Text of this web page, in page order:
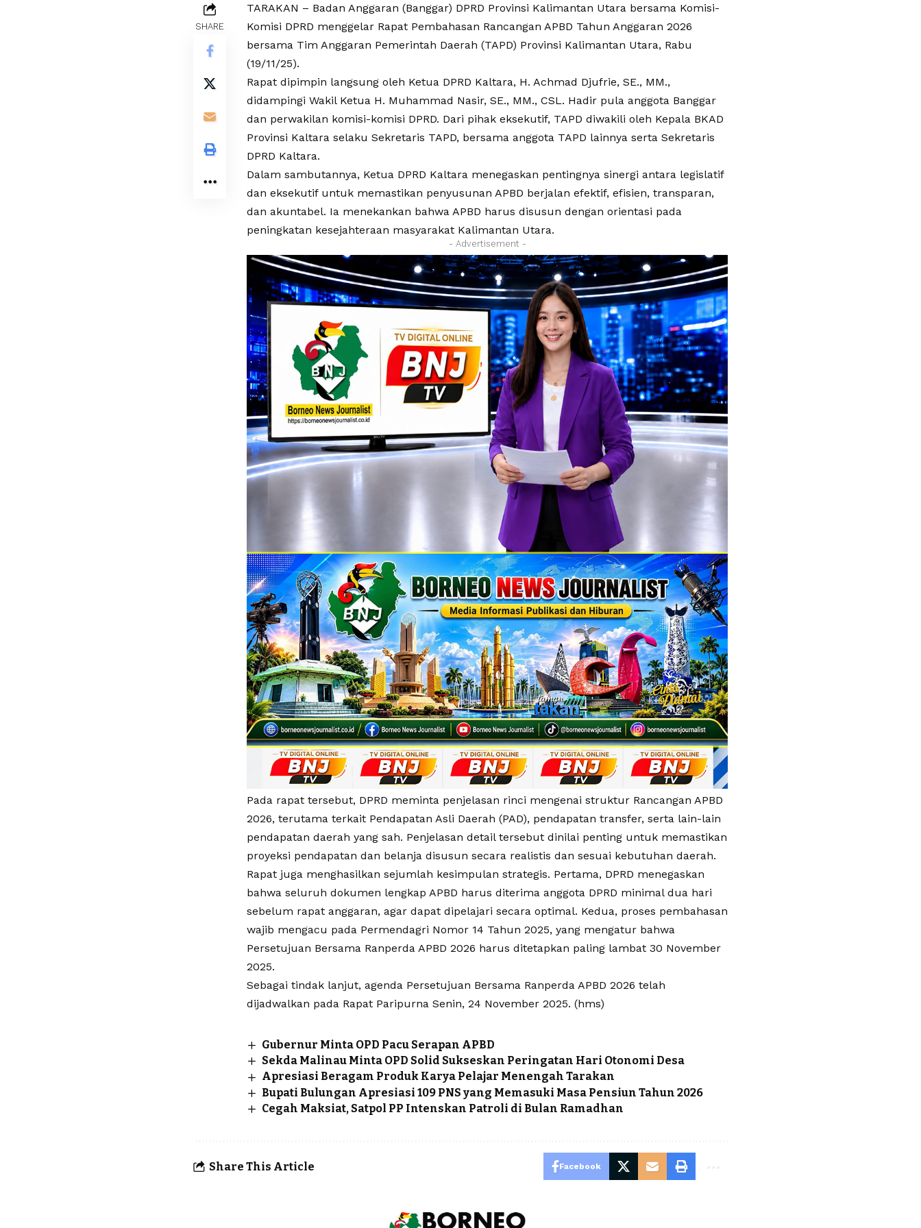
SHARE
TARAKAN – Badan Anggaran (Banggar) DPRD Provinsi Kalimantan Utara bersama Komisi-
Komisi DPRD menggelar Rapat Pembahasan Rancangan APBD Tahun Anggaran 2026
bersama Tim Anggaran Pemerintah Daerah (TAPD) Provinsi Kalimantan Utara, Rabu
(19/11/25).
Rapat dipimpin langsung oleh Ketua DPRD Kaltara, H. Achmad Djufrie, SE., MM.,
didampingi Wakil Ketua H. Muhammad Nasir, SE., MM., CSL. Hadir pula anggota Banggar
dan perwakilan komisi-komisi DPRD. Dari pihak eksekutif, TAPD diwakili oleh Kepala BKAD
Provinsi Kaltara selaku Sekretaris TAPD, bersama anggota TAPD lainnya serta Sekretaris
DPRD Kaltara.
Dalam sambutannya, Ketua DPRD Kaltara menegaskan pentingnya sinergi antara legislatif
dan eksekutif untuk memastikan penyusunan APBD berjalan efektif, efisien, transparan,
dan akuntabel. Ia menekankan bahwa APBD harus disusun dengan orientasi pada
peningkatan kesejahteraan masyarakat Kalimantan Utara.
- Advertisement -
Pada rapat tersebut, DPRD meminta penjelasan rinci mengenai struktur Rancangan APBD
2026, terutama terkait Pendapatan Asli Daerah (PAD), pendapatan transfer, serta lain-lain
pendapatan daerah yang sah. Penjelasan detail tersebut dinilai penting untuk memastikan
proyeksi pendapatan dan belanja disusun secara realistis dan sesuai kebutuhan daerah.
Rapat juga menghasilkan sejumlah kesimpulan strategis. Pertama, DPRD menegaskan
bahwa seluruh dokumen lengkap APBD harus diterima anggota DPRD minimal dua hari
sebelum rapat anggaran, agar dapat dipelajari secara optimal. Kedua, proses pembahasan
wajib mengacu pada Permendagri Nomor 14 Tahun 2025, yang mengatur bahwa
Persetujuan Bersama Ranperda APBD 2026 harus ditetapkan paling lambat 30 November
2025.
Sebagai tindak lanjut, agenda Persetujuan Bersama Ranperda APBD 2026 telah
dijadwalkan pada Rapat Paripurna Senin, 24 November 2025. (hms)
Gubernur Minta OPD Pacu Serapan APBD
Sekda Malinau Minta OPD Solid Sukseskan Peringatan Hari Otonomi Desa
Apresiasi Beragam Produk Karya Pelajar Menengah Tarakan
Bupati Bulungan Apresiasi 109 PNS yang Memasuki Masa Pensiun Tahun 2026
Cegah Maksiat, Satpol PP Intenskan Patroli di Bulan Ramadhan
Share This Article Facebook